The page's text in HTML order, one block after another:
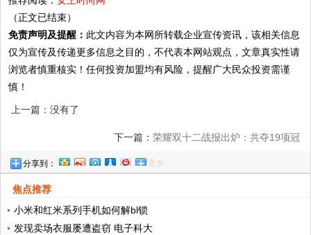
（正文已结束）
免责声明及提醒： 此文内容为本网所转载企业宣传资讯，该相关信息
仅为宣传及传递更多信息之目的，不代表本网站观点，文章真实性请
浏览者慎重核实！任何投资加盟均有风险，提醒广大民众投资需谨
慎！
上一篇：没有了
下一篇： 荣耀双十二战报出炉：共夺19项冠
分享到： 更多
焦点推荐
小米和红米系列手机如何解bl锁
发现卖场衣服屡遭盗窃 电子科大